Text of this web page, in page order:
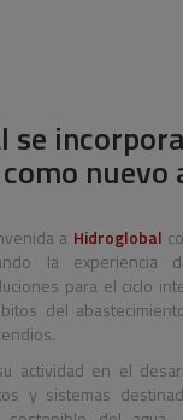
se
como
a Hidroglobal
la experiencia
para el ciclo
del
actividad en el
y sistemas